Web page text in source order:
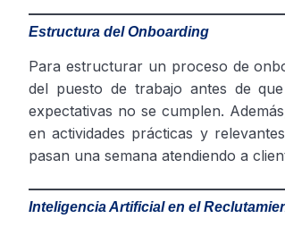
Estructura del Onboarding
Para estructurar un proceso de
del puesto de trabajo antes de
expectativas no se cumplen.
en actividades prácticas y
pasan una semana atendiendo a
Inteligencia Artificial en el